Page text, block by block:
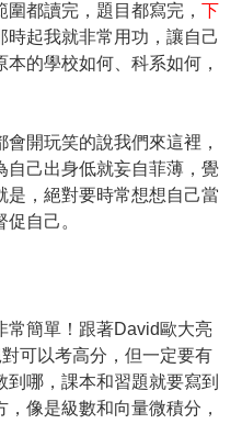
圍都讀完，題目都寫完，下
時起我就非常用功，讓自己
的學校如何、科系如何，
開玩笑的說我們來這裡，
自己出身低就妄自菲薄，覺
是，絕對要時常想想自己當
自己。
常簡單！跟著David歐大亮
可以考高分，但一定要有
哪，課本和習題就要寫到
像是級數和向量微積分，